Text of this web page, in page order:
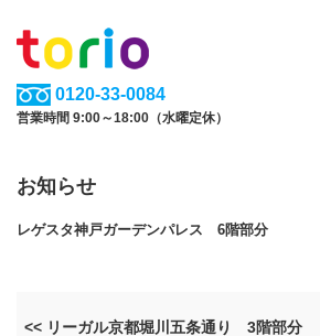
0120-33-0084
営業時間 9:00～18:00（水曜定休）
お知らせ
レゲスタ神戸ガーデンパレス 6階部分
<< リーガル京都堀川五条通り 3階部分